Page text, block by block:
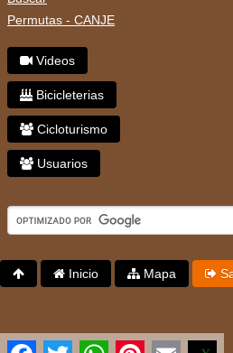
Permutas - CANJE
Videos
Bicicleterias
Cicloturismo
Usuarios
Inicio Mapa
Facebook
Twitter WhatsApp
PinterestEmail